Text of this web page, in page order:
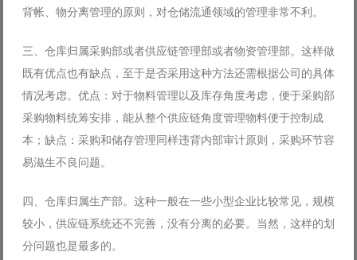
背帐、物分离管理的原则，对仓储流通领域的管理非常不利。
三、仓库归属采购部或者供应链管理部或者物资管理部。这样做
既有优点也有缺点，至于是否采用这种方法还需根据公司的具体
情况考虑。优点：对于物料管理以及库存角度考虑，便于采购部
采购物料统筹安排，能从整个供应链角度管理物料便于控制成
本；缺点：采购和储存管理同样违背内部审计原则，采购环节容
易滋生不良问题。
四、仓库归属生产部。这种一般在一些小型企业比较常见，规模
较小，供应链系统还不完善，没有分离的必要。当然，这样的划
分问题也是最多的。